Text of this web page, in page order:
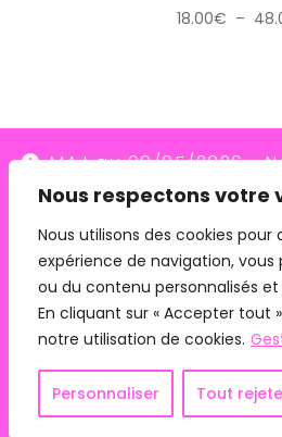
Nous respectons votre
Nous utilisons des cookies pour
expérience de navigation, vous
ou du contenu personnalisés
En cliquant sur « Accepter tout
notre utilisation de cookies.
Personnaliser Tout
MAJ au 09/05/2026 -
plus le transporteur
redressement judiciaire le
n'assurent plus les
07/05/26). Pour les
remise en main propre,
contacter directement.
Ignorer
18.00€ –
Copyright 2024 -